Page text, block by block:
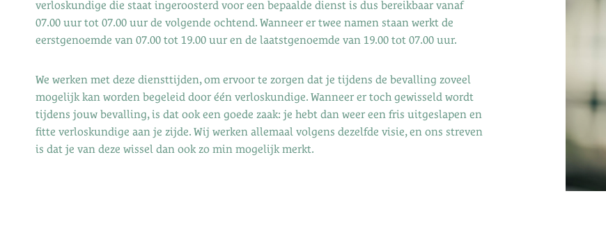
verloskundige die staat ingeroosterd voor een bepaalde dienst is dus bereikbaar vanaf
07.00 uur tot 07.00 uur de volgende ochtend. Wanneer er twee namen staan werkt de
eerstgenoemde van 07.00 tot 19.00 uur en de laatstgenoemde van 19.00 tot 07.00 uur.
We werken met deze diensttijden, om ervoor te zorgen dat je tijdens de bevalling zoveel
mogelijk kan worden begeleid door één verloskundige. Wanneer er toch gewisseld wordt
tijdens jouw bevalling, is dat ook een goede zaak: je hebt dan weer een fris uitgeslapen en
fitte verloskundige aan je zijde. Wij werken allemaal volgens dezelfde visie, en ons streven
is dat je van deze wissel dan ook zo min mogelijk merkt.